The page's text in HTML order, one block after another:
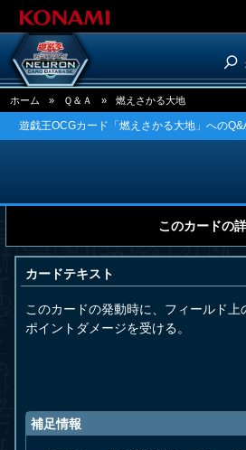
ホーム » Ｑ＆Ａ » 燃えさかる大地
遊戯王OCGカード「燃えさかる大地」への
このカードの
カードテキスト
このカードの発動時に、フィールド
ポイントダメージを受ける。
補足情報